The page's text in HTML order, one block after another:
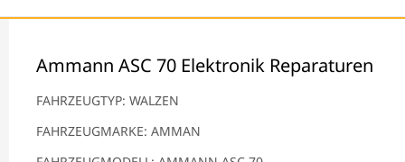
Ammann ASC 70 Elektronik Reparaturen
FAHRZEUGTYP: WALZEN
FAHRZEUGMARKE: AMMAN